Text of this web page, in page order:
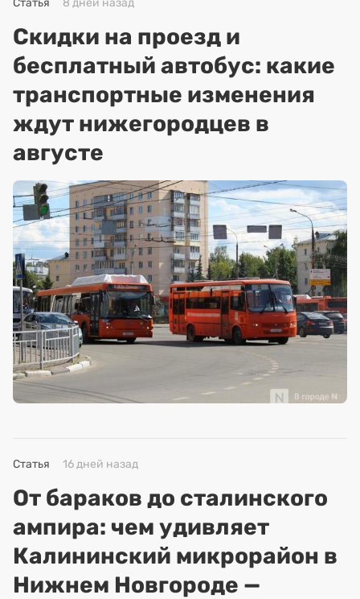
Скидки на проезд и
бесплатный автобус: какие
транспортные изменения
ждут нижегородцев в
августе
Статья 16 дней назад
От бараков до сталинского
ампира: чем удивляет
Калининский микрорайон в
Нижнем Новгороде —